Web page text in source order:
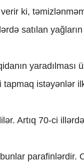
ki,
satılan
yaradılması
tapmaq istəyənlər
Artıq 70-ci
parafinlərdir.